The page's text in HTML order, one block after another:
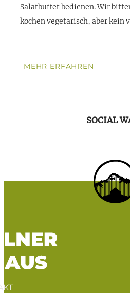
Salatbuffet bedienen. Wir
kochen vegetarisch, aber kein
MEHR ERFAHREN
SOCIAL